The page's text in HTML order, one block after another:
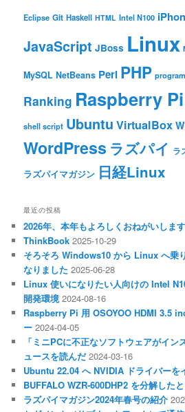
Eclipse Git Haskell HTML Intel N100
JavaScript JBoss Linux
MySQL NetBeans Perl PHP program
Ranking Raspberry Pi
shell script Ubuntu VirtualBox
WordPress ラズパイ ラ
ラズパイマガジン 日経Linux
最近の投稿
2026年、本年もよろしくおねがいします
ThinkBook 2025-10-29
そろそろ Windows10 から Linux へ乗
なりました 2025-06-28
Linux 使いになりたい人向けの Intel
開発環境 2024-08-16
Raspberry Pi 用 OSOYOO HDMI 3.5
ー 2024-04-05
「ミニPCに不正なソフトウェアがイ
ュースを読んだ 2024-03-16
Ubuntu 22.04 へ NVIDIA ドライバーを
BUFFALO WZR-600DHP2 を分解した
ラズパイマガジン2024年春号の紹介